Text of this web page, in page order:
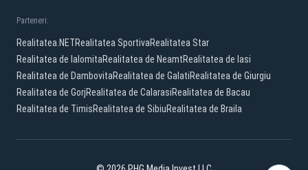
Parteneri:
Realitatea.NETRealitatea SportivaRealitatea Star
Realitatea de IalomitaRealitatea de NeamtRealitatea de Iasi
Realitatea de DambovitaRealitatea de GalatiRealitatea de Giurgiu
Realitatea de GorjRealitatea de CalarasiRealitatea de Bacau
Realitatea de TimisRealitatea de SibiuRealitatea de Braila